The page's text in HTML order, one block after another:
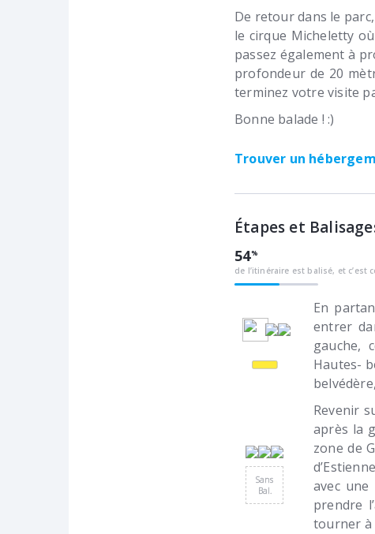
De retour dans le
le cirque Micheletty
passez également à
profondeur de 20
terminez votre visite
Bonne balade ! :)
Trouver un
Étapes et
54
de l’itinéraire est balisé, et c’est
En
entrer
gauche,
Hautes-
Sans
Bal.
Revenir
après la
zone de
avec
prendre
tourner à